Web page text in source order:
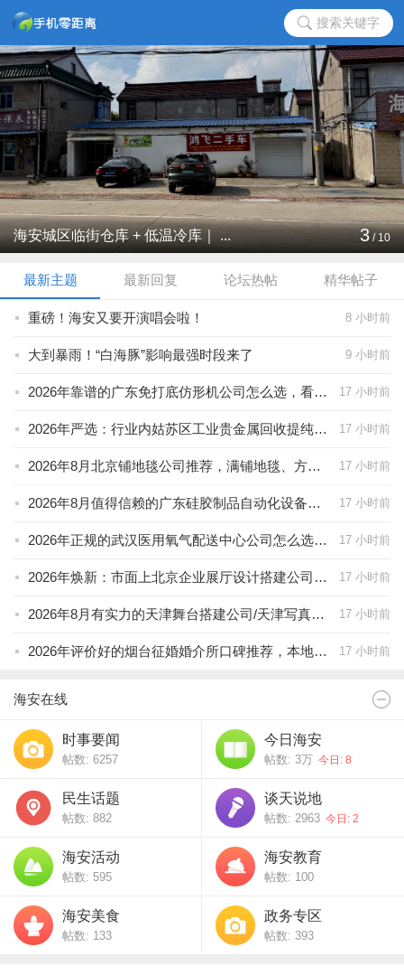
搜索关键字
海安城区临街仓库 + 低温冷库｜ ... 3 / 10
最新主题 最新回复 论坛热帖 精华帖子
8 小时前
重磅！海安又要开演唱会啦！
9 小时前
大到暴雨！“白海豚”影响最强时段来了
17 小时前
2026年靠谱的广东免打底仿形机公司怎么选，看准稳定与效率两大核心
17 小时前
2026年严选：行业内姑苏区工业贵金属回收提纯厂家优选
17 小时前
2026年8月北京铺地毯公司推荐，满铺地毯、方块地毯、塑胶地板与防滑地垫公司分析
17 小时前
2026年8月值得信赖的广东硅胶制品自动化设备厂家/硅胶自动上下料机械手 公司推荐
17 小时前
2026年正规的武汉医用氧气配送中心公司怎么选，安全合规与服务保障是关键
17 小时前
2026年焕新：市面上北京企业展厅设计搭建公司深度盘点
17 小时前
2026年8月有实力的天津舞台搭建公司/天津写真加工 厂家优选
17 小时前
2026年评价好的烟台征婚婚介所口碑推荐，本地婚恋服务的品质与温度观察
海安在线
时事要闻
帖数: 6257
今日海安
帖数: 3万 今日: 8
民生话题
帖数: 882
谈天说地
帖数: 2963 今日: 2
海安活动
帖数: 595
海安教育
帖数: 100
海安美食
帖数: 133
政务专区
帖数: 393